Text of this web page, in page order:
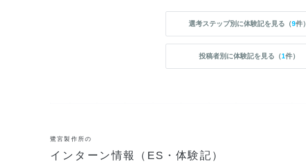
選考ステップ別に体験記を見る（9件）
投稿者別に体験記を見る（1件）
鷺宮製作所の
インターン情報（ES・体験記）